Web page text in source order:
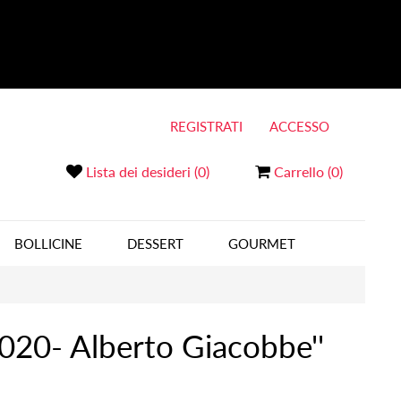
Lista dei desideri (0) Carrello (0)
REGISTRATI ACCESSO
BOLLICINE DESSERT GOURMET
Alberto Giacobbe